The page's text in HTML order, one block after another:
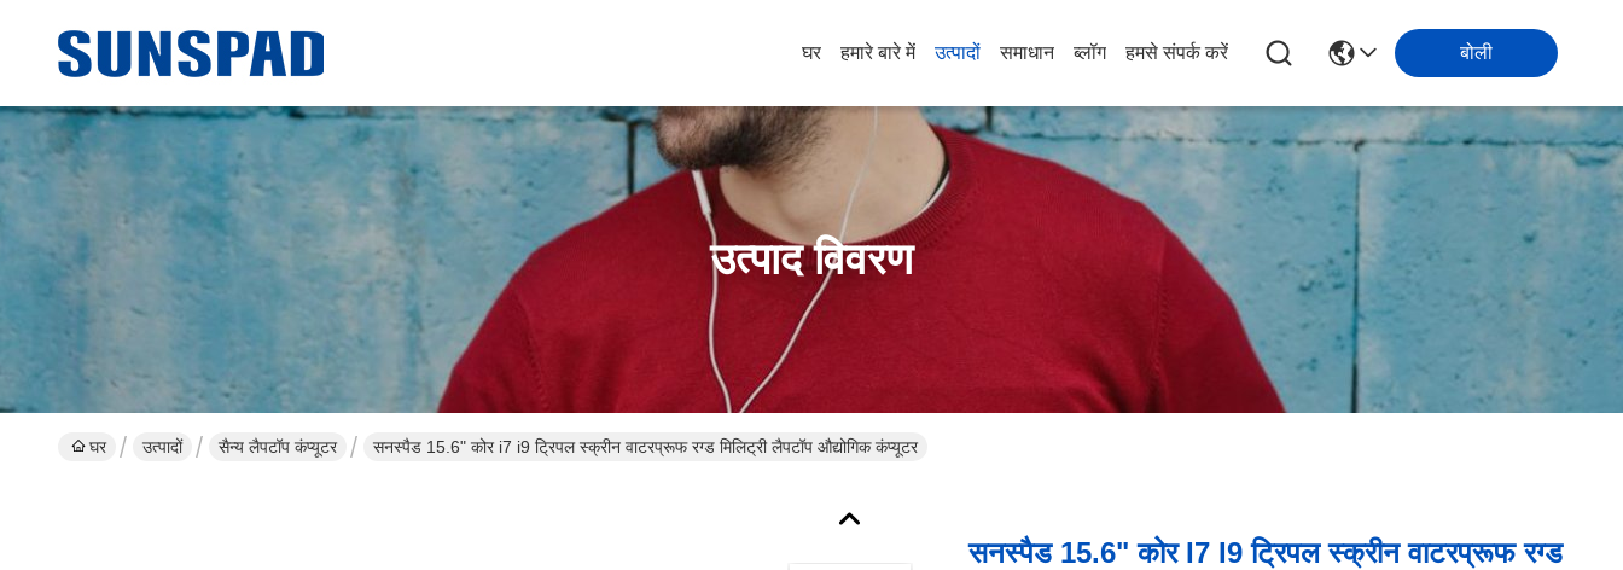
घर हमारे बारे में उत्पादों समाधान ब्लॉग हमसे संपर्क करें बोली
उत्पाद विवरण
घर उत्पादों सैन्य लैपटॉप कंप्यूटर सनस्पैड 15.6" कोर i7 i9 ट्रिपल स्क्रीन वाटरप्रूफ रग्ड मिलिट्री लैपटॉप औद्योगिक कंप्यूटर
सनस्पैड 15.6" कोर I7 I9 ट्रिपल स्क्रीन वाटरप्रूफ रग्ड